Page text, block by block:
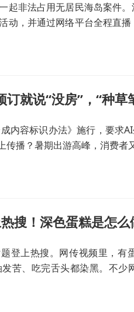
起非法占用无居民海岛案件
动，并通过网络平台全程直
就说“没房”，“种草
内容标识办法》施行，要求
播？暑期出游高峰，消费者
搜！深色蛋糕是怎么
登上热搜。网传视频里，
苦、吃完舌头都染黑。不少